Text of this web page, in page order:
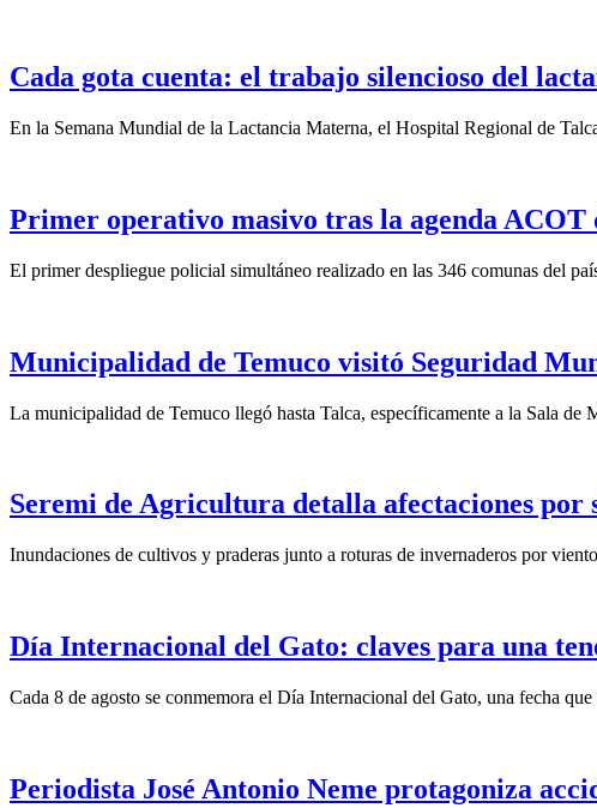
Cada gota cuenta: el trabajo silencioso del
En la Semana Mundial de la Lactancia Materna, el Hospital Regional de
Primer operativo masivo tras la agenda ACOT
El primer despliegue policial simultáneo realizado en las 346 comunas del
Municipalidad de Temuco visitó Seguridad
La municipalidad de Temuco llegó hasta Talca, específicamente a la Sala
Seremi de Agricultura detalla afectaciones por
Inundaciones de cultivos y praderas junto a roturas de invernaderos por
Día Internacional del Gato: claves para una
Cada 8 de agosto se conmemora el Día Internacional del Gato, una fecha
Periodista José Antonio Neme protagoniza